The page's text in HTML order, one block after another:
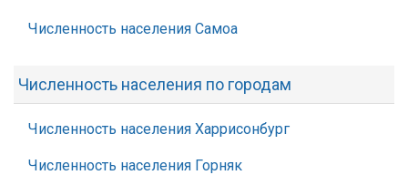
Численность населения Самоа
Численность населения по городам
Численность населения Харрисонбург
Численность населения Горняк